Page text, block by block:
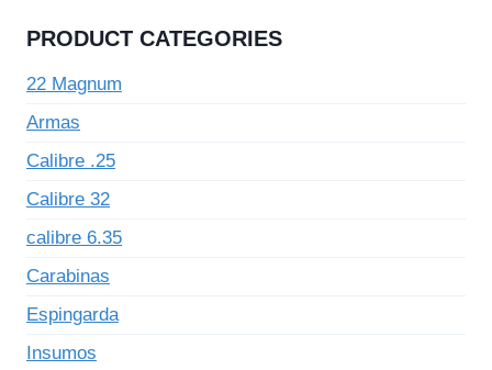
PRODUCT CATEGORIES
22 Magnum
Armas
Calibre .25
Calibre 32
calibre 6.35
Carabinas
Espingarda
Insumos